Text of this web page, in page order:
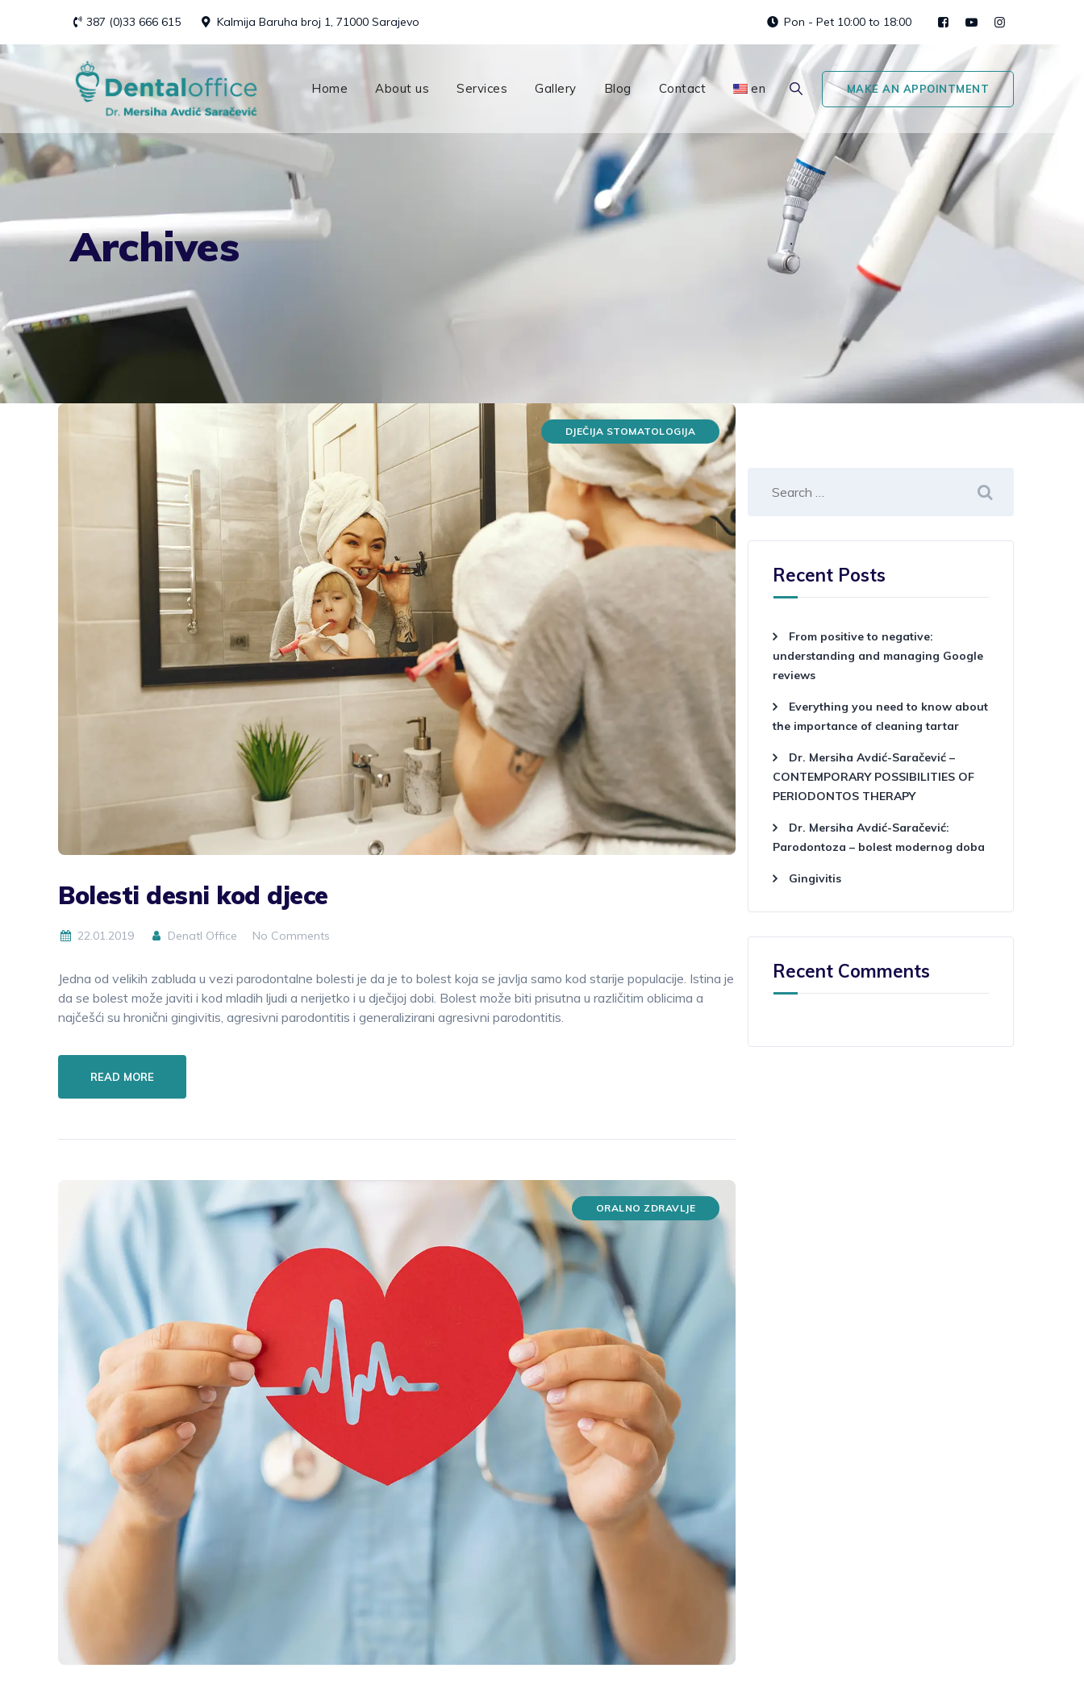
content
387 (0)33 666 615 Kalmija Baruha broj 1, 71000 Sarajevo Pon - Pet 10:00 to 18:00
Home About us Services Gallery Blog Contact en MAKE AN APPOINTMENT
Archives
DJEČIJA STOMATOLOGIJA
Bolesti desni kod djece
22.01.2019 Denatl Office No Comments
Jedna od velikih zabluda u vezi parodontalne bolesti je da je to bolest koja se javlja samo kod starije populacije. Istina je
da se bolest može javiti i kod mladih ljudi a nerijetko i u dječijoj dobi. Bolest može biti prisutna u različitim oblicima a
najčešći su hronični gingivitis, agresivni parodontitis i generalizirani agresivni parodontitis.
READ MORE
ORALNO ZDRAVLJE
Recent Posts
From positive to negative:
understanding and managing Google
reviews
Everything you need to know about
the importance of cleaning tartar
Dr. Mersiha Avdić-Saračević –
CONTEMPORARY POSSIBILITIES OF
PERIODONTOS THERAPY
Dr. Mersiha Avdić-Saračević:
Parodontoza – bolest modernog doba
Gingivitis
Recent Comments